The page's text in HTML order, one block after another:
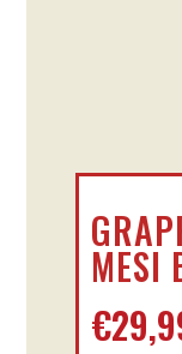
MESI
€